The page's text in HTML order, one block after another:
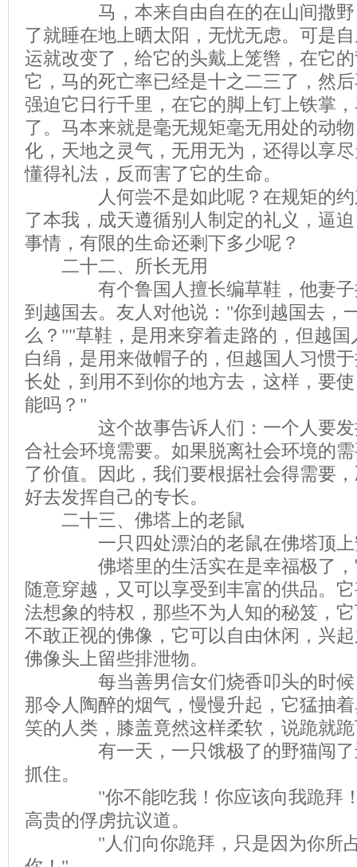
马，本来自由自在的在山间撒野
了就睡在地上晒太阳，无忧无虑。可是
运就改变了，给它的头戴上笼辔，在它
它，马的死亡率已经是十之二三了，然
强迫它日行千里，在它的脚上钉上铁掌
了。马本来就是毫无规矩毫无用处的动
化，天地之灵气，无用无为，还得以享
懂得礼法，反而害了它的生命。
人何尝不是如此呢？在规矩的约
了本我，成天遵循别人制定的礼义，逼
事情，有限的生命还剩下多少呢？
二十二、所长无用
有个鲁国人擅长编草鞋，他妻子
到越国去。友人对他说："你到越国去，
么？""草鞋，是用来穿着走路的，但越
白绢，是用来做帽子的，但越国人习惯
长处，到用不到你的地方去，这样，要
能吗？"
这个故事告诉人们：一个人要发
合社会环境需要。如果脱离社会环境的
了价值。因此，我们要根据社会得需要
好去发挥自己的专长。
二十三、佛塔上的老鼠
一只四处漂泊的老鼠在佛塔顶上
佛塔里的生活实在是幸福极了，
随意穿越，又可以享受到丰富的供品。
法想象的特权，那些不为人知的秘笈，
不敢正视的佛像，它可以自由休闲，兴
佛像头上留些排泄物。
每当善男信女们烧香叩头的时候
那令人陶醉的烟气，慢慢升起，它猛抽
笑的人类，膝盖竟然这样柔软，说跪就
有一天，一只饿极了的野猫闯了
抓住。
"你不能吃我！你应该向我跪拜！
高贵的俘虏抗议道。
"人们向你跪拜，只是因为你所占